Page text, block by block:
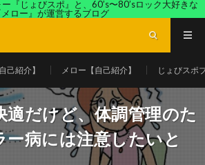
『じょびスポ』と、60’s〜80’sロック大好きな
メロー』が運営するブログ
己紹介】 メロー【自己紹介】 じょびスポ
適だけど、体調管理のた
ー病には注意したいと